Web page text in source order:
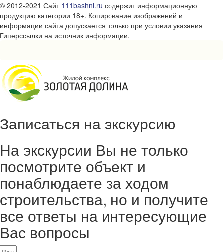
© 2012-2021 Сайт 111bashni.ru содержит информационную
продукцию категории 18+. Копирование изображений и
информации сайта допускается только при условии указания
Гиперссылки на источник информации.
Записаться на экскурсию
На экскурсии Вы не только
посмотрите объект и
понаблюдаете за ходом
строительства, но и получите
все ответы на интересующие
Вас вопросы